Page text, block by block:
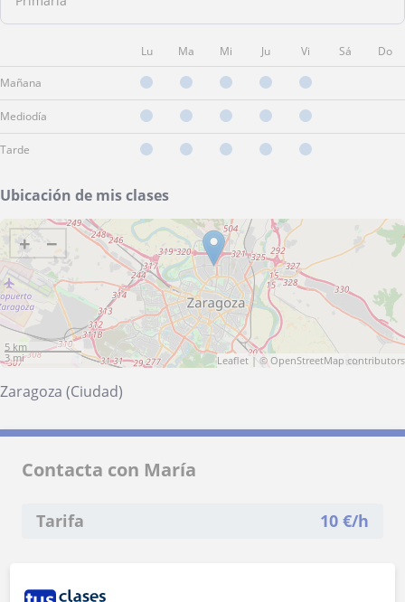
Lu Ma Mi Ju Vi Sá Do
Mañana
Mediodía
Tarde
Ubicación de mis clases
+ −
5 km
3 mi
Leaflet | © OpenStreetMapcontributors
Zaragoza (Ciudad)
Contacta con María
Tarifa 10 €/h